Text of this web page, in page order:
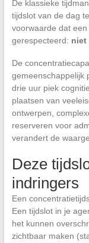
De klassieke
tijdslot van de dag
voorwaarde dat
gerespecteerd: niet
De
gemeenschappelijk
drie uur piek
plaatsen van
ontwerpen,
reserveren voor
verandert de
Deze
indringers
Een
Een tijdslot in je
het kunnen
zichtbaar maken